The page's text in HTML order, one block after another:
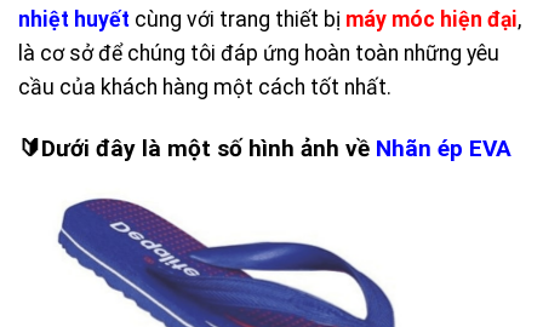
nhiệt huyết cùng với trang thiết bị máy móc hiện đại,
là cơ sở để chúng tôi đáp ứng hoàn toàn những yêu
cầu của khách hàng một cách tốt nhất.
🔰Dưới đây là một số hình ảnh về Nhãn ép EVA